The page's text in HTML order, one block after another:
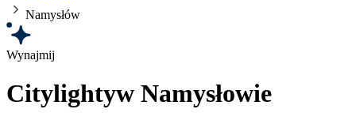
Namysłów
Wynajmij
Citylightyw Namysłowie